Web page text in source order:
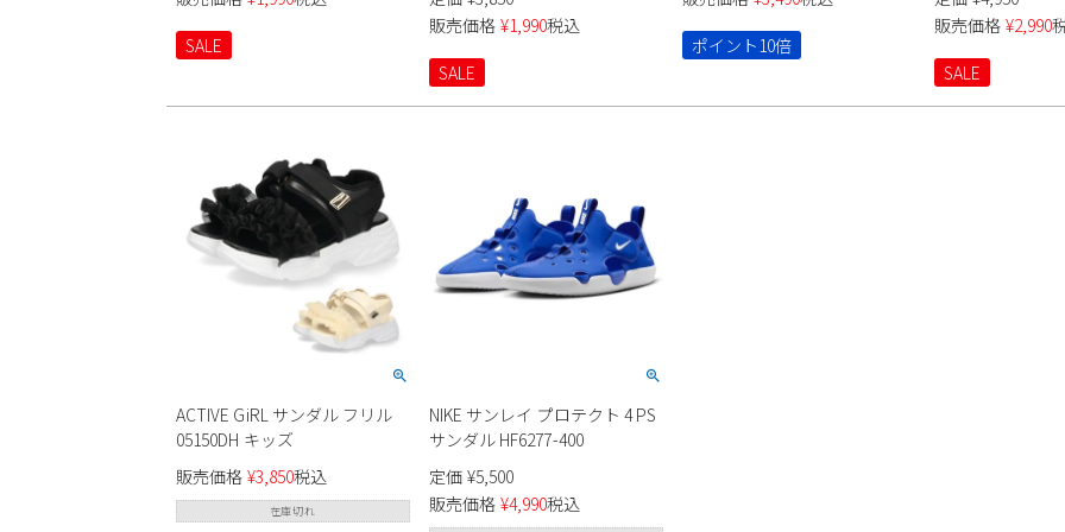
ル ベルクロ 子供靴 男の子 女の
子SALE
ポーツサンダル
販売価格 ¥1,990税込
SALE
プ Parade 1822 ウェッジソール
カジュアル フットベッド ホワ
イト ブラック
ポイント10倍
イン フィッシャ
ー 208351 クロッ
ーキ ネイビー ブ
crocs
販売価格 ¥2,990
SALE
ACTIVE GiRL サンダル フリル
05150DH キッズ
販売価格 ¥3,850税込
在庫切れ
NIKE サンレイ プロテクト 4 PS
サンダル HF6277-400
定価 ¥5,500
販売価格 ¥4,990税込